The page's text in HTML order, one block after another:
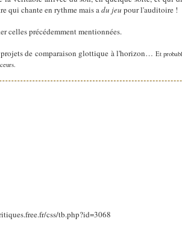
qui chante en rythme mais adu jeupour l'auditoire !
celles précédemment mentionnées.
de comparaison glottique à l'horizon… Et
css/tb.php?id=3068